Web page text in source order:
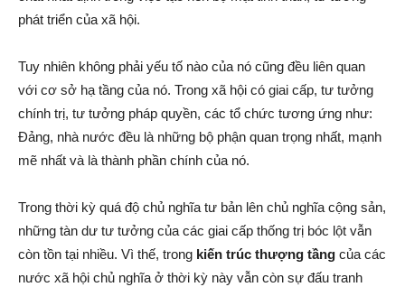
phát triển của xã hội.
Tuy nhiên không phải yếu tố nào của nó cũng đều liên quan
với cơ sở hạ tầng của nó. Trong xã hội có giai cấp, tư tưởng
chính trị, tư tưởng pháp quyền, các tổ chức tương ứng như:
Đảng, nhà nước đều là những bộ phận quan trọng nhất, mạnh
mẽ nhất và là thành phần chính của nó.
Trong thời kỳ quá độ chủ nghĩa tư bản lên chủ nghĩa cộng sản,
những tàn dư tư tưởng của các giai cấp thống trị bóc lột vẫn
còn tồn tại nhiều. Vì thế, trong kiến trúc thượng tầng của các
nước xã hội chủ nghĩa ở thời kỳ này vẫn còn sự đấu tranh